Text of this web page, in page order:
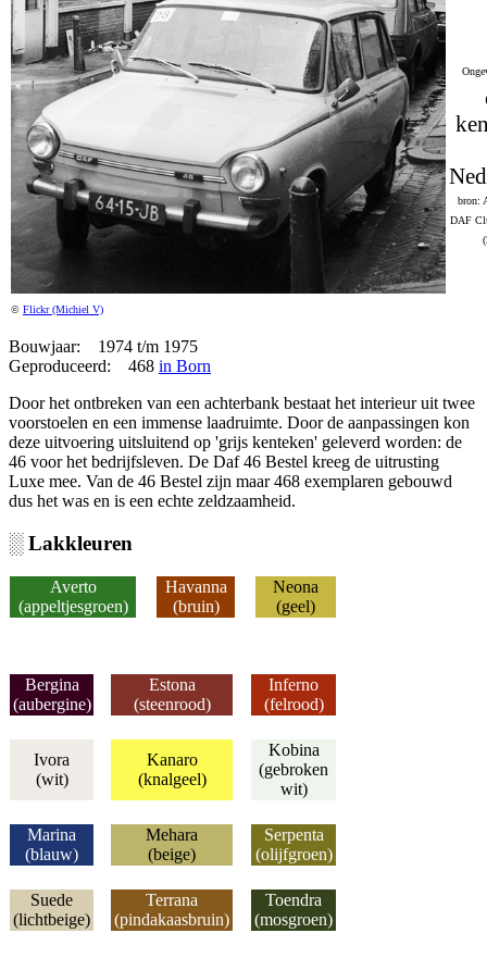
© Flickr (Michiel V)
bron:
DAF
Bouwjaar: 1974 t/m 1975
Geproduceerd: 468 in Born
Door het ontbreken van een achterbank bestaat het interieur uit twee
voorstoelen en een immense laadruimte. Door de aanpassingen kon
deze uitvoering uitsluitend op 'grijs kenteken' geleverd worden: de
46 voor het bedrijfsleven. De Daf 46 Bestel kreeg de uitrusting
Luxe mee. Van de 46 Bestel zijn maar 468 exemplaren gebouwd
dus het was en is een echte zeldzaamheid.
░ Lakkleuren
Averto
(appeltjesgroen)
Havanna
(bruin)
Neona
(geel)
Bergina
(aubergine)
Estona
(steenrood)
Inferno
(felrood)
Ivora
(wit)
Kanaro
(knalgeel)
Kobina
(gebroken
wit)
Marina
(blauw)
Mehara
(beige)
Serpenta
(olijfgroen)
Suede
(lichtbeige)
Terrana
(pindakaasbruin)
Toendra
(mosgroen)